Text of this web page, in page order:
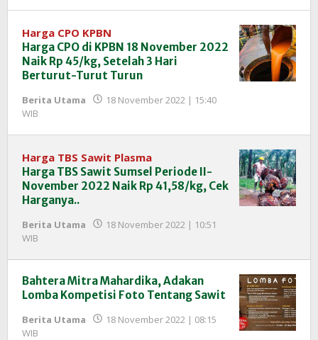
InfoSAWIT
Harga CPO KPBN
Harga CPO di KPBN 18 November 2022
Naik Rp 45/kg, Setelah 3 Hari
Berturut-Turut Turun
Berita Utama
18 November 2022 | 15:40
WIB
InfoSAWIT
Harga TBS Sawit Plasma
Harga TBS Sawit Sumsel Periode II-
November 2022 Naik Rp 41,58/kg, Cek
Harganya..
Berita Utama
18 November 2022 | 10:51
WIB
InfoSAWIT
Bahtera Mitra Mahardika, Adakan
Lomba Kompetisi Foto Tentang Sawit
Berita Utama
18 November 2022 | 08:15
WIB